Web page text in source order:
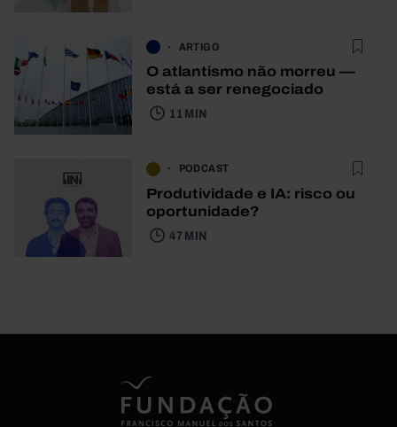
ARTIGO
O atlantismo não morreu —
está a ser renegociado
11 MIN
PODCAST
Produtividade e IA: risco ou
oportunidade?
47 MIN